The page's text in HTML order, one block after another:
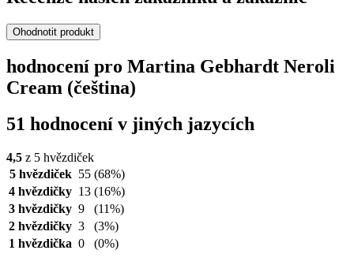
Ohodnotit produkt
hodnocení pro Martina Gebhardt Neroli
Cream (čeština)
51 hodnocení v jiných jazycích
4,5 z 5 hvězdiček
5 hvězdiček 55 (68%)
4 hvězdičky 13 (16%)
3 hvězdičky 9
(11%)
2 hvězdičky 3
(3%)
1 hvězdička 0 (0%)